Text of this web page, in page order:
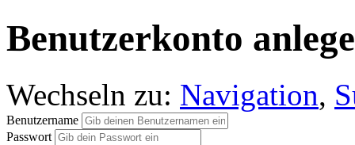
Benutzerkonto
Wechseln zu: Navigation,
Benutzername
Passwort